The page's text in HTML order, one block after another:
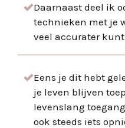
Daarnaast deel ik
technieken met je
veel accurater
Eens je dit hebt
je leven blijven
levenslang
ook steeds iets